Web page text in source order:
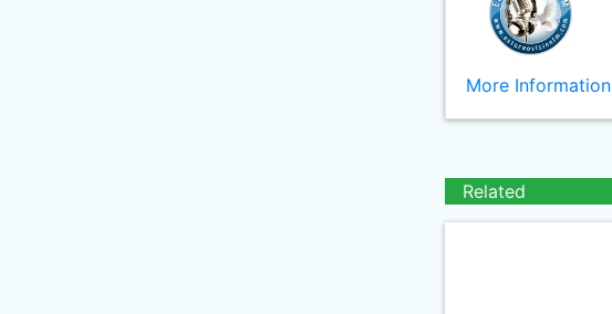
More Information
Related